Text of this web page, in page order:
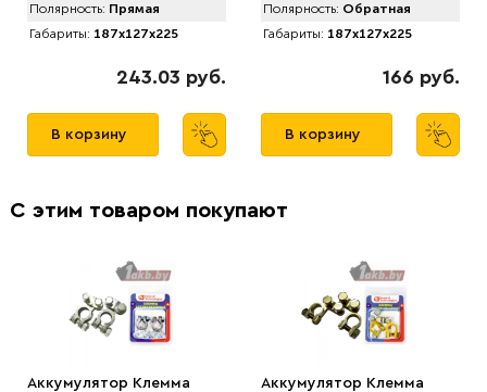
Полярность: Прямая
Габариты: 187x127x225
243.03 руб.
В корзину
Полярность: Обратная
Габариты: 187x127x225
166 руб.
В корзину
С этим товаром покупают
Аккумулятор Клемма
Аккумулятор Клемма